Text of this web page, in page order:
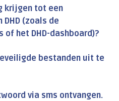
krijgen tot een
(zoals de
of het DHD-dashboard)?
bestanden uit te
via sms ontvangen.